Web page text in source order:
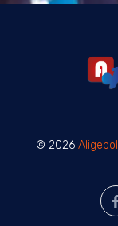
© 2026 Aligepol